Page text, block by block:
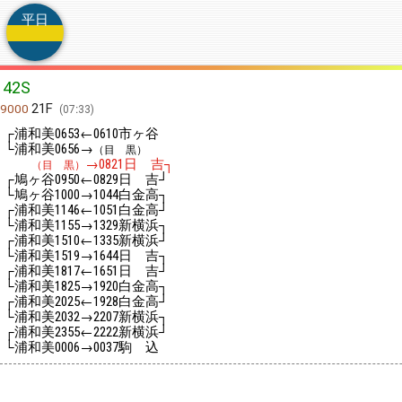
平日
42S
9000 21F 07:33
┌浦和美0653←0610市ヶ谷
└浦和美0656→ （目 黒）
（目 黒） →0821 日 吉┐
┌鳩ヶ谷0950←0829日 吉┘
└鳩ヶ谷1000→1044白金高┐
┌浦和美1146←1051 白金高┘
└浦和美1155→1329新横浜┐
┌浦和美1510←1335新横浜┘
└浦和美1519→1644日 吉┐
┌浦和美1817←1651 日 吉┘
└浦和美1825→1920白金高┐
┌浦和美2025←1928白金高┘
└浦和美2032→2207新横浜┐
┌浦和美2355←2222新横浜┘
└浦和美0006→0037駒 込